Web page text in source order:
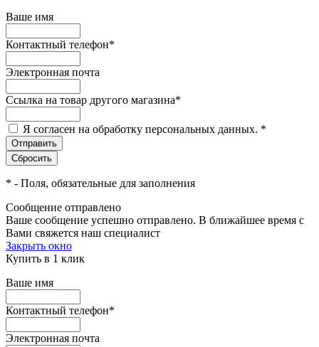
Ваше имя
Контактный телефон*
Электронная почта
Ссылка на товар другого магазина*
Я согласен на обработку персональных данных. *
* - Поля, обязательные для заполнения
Сообщение отправлено
Ваше сообщение успешно отправлено. В ближайшее время с
Вами свяжется наш специалист
Закрыть окно
Купить в 1 клик
Ваше имя
Контактный телефон*
Электронная почта